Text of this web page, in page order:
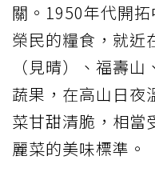
關。1950年代開
榮民的糧食，就近
（見晴）、福壽
蔬果，在高山日夜
菜甘甜清脆，相當
麗菜的美味標準。